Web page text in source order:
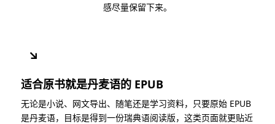
感尽量保留下来。
↘
适合原书就是丹麦语的 EPUB
无论是小说、网文导出、随笔还是学习资料，只要原始 EPUB
是丹麦语，目标是得到一份瑞典语阅读版，这类页面就更贴近